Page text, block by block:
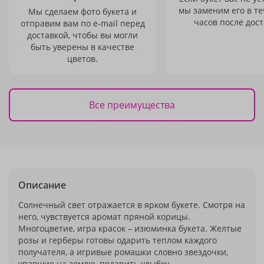
Мы сделаем фото букета и
отправим вам по e-mail перед
доставкой, чтобы вы могли
быть уверены в качестве
цветов.
мы заменим его в
часов после
Все преимущества
Описание
Солнечный свет отражается в ярком букете. Смотря на
него, чувствуется аромат пряной корицы.
Многоцветие, игра красок – изюминка букета. Желтые
розы и герберы готовы одарить теплом каждого
получателя, а игривые ромашки словно звездочки,